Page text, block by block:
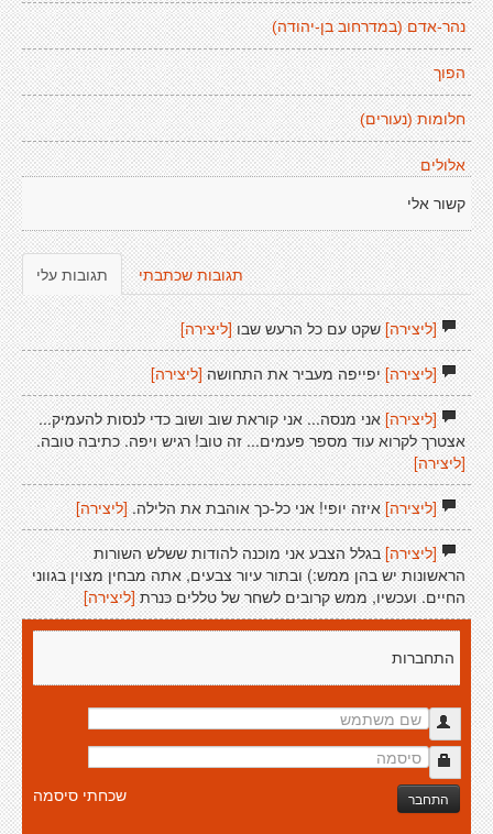
נהר-אדם (במדרחוב בן-יהודה)
הפוך
חלומות (נעורים)
אלולים
קשור אלי
תגובות עלי תגובות שכתבתי
[ליצירה]שקט עם כל הרעש שבו [ליצירה]
[ליצירה]יפייפה מעביר את התחושה [ליצירה]
[ליצירה]אני מנסה... אני קוראת שוב ושוב כדי לנסות להעמיק...
אצטרך לקרוא עוד מספר פעמים... זה טוב! רגיש ויפה. כתיבה טובה.
[ליצירה]
[ליצירה]איזה יופי! אני כל-כך אוהבת את הלילה. [ליצירה]
[ליצירה]בגלל הצבע אני מוכנה להודות ששלש השורות
הראשונות יש בהן ממש:) ובתור עיור צבעים, אתה מבחין מצוין בגווני
החיים. ועכשיו, ממש קרובים לשחר של טללים כּנרת[ליצירה]
התחברות
התחבר שכחתי סיסמה